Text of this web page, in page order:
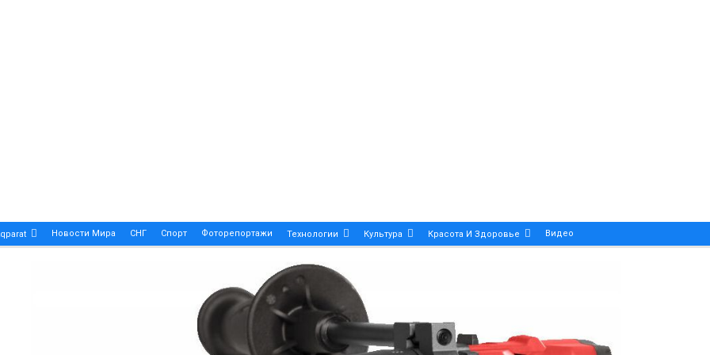
Новости Мира СНГ Спорт Фоторепортажи Технологии Культура Красота И Здоровье Видео
Patek Philippe Calatrava DATE – A True Symbol Of Elegance And Precision